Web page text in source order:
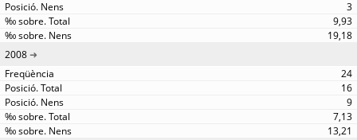
3
9,93
19,18
2008
24
16
9
7,13
13,21